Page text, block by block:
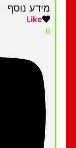
מידע נוסף